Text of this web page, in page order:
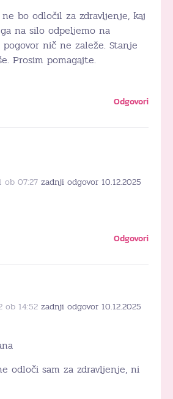
ne bo odločil za zdravljenje, kaj
na silo odpeljemo na
nič ne zaleže. Stanje
Prosim pomagajte.
Odgovori
ob 07:27 zadnji odgovor 10.12.2025
Odgovori
ob 14:52 zadnji odgovor 10.12.2025
odloči sam za zdravljenje, ni